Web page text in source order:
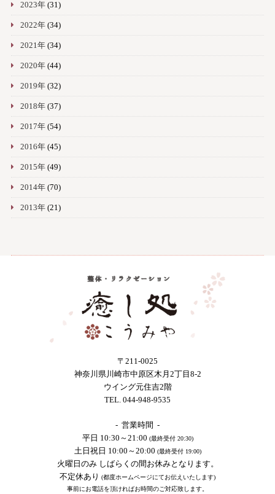
2023年(31)
2022年(34)
2021年(34)
2020年(44)
2019年(32)
2018年(37)
2017年(54)
2016年(45)
2015年(49)
2014年(70)
2013年(21)
〒211-0025
神奈川県川崎市中原区木月2丁目8-2
ウイング元住吉2階
TEL. 044-948-9535
- 営業時間 -
平日 10:30～21:00 (最終受付 20:30)
土日祝日 10:00～20:00 (最終受付 19:00)
火曜日のみ しばらくの間お休みとなります。
不定休あり (都度ホームページにてお伝えいたします)
事前にお電話を頂ければお時間のご対応致します。